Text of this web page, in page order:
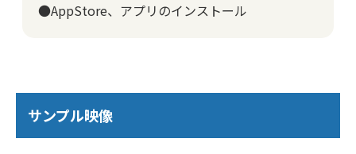
●AppStore、アプリのインストール
サンプル映像